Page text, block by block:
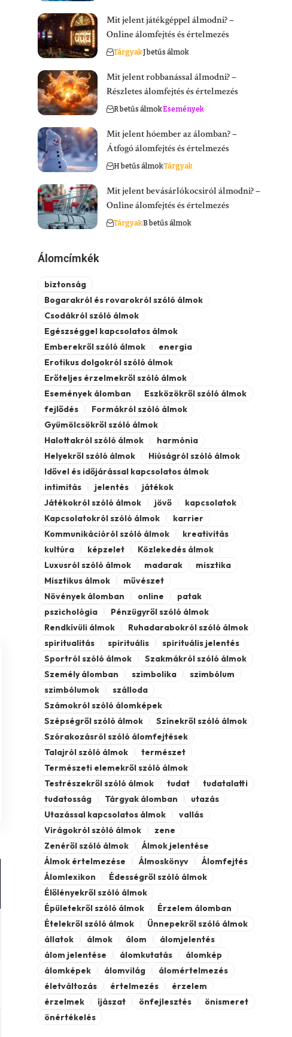
Mit jelent játékgéppel álmodni? –
Online álomfejtés és értelmezés
TárgyakJ betűs álmok
Mit jelent robbanással álmodni? –
Részletes álomfejtés és értelmezés
R betűs álmokEsemények
Mit jelent hóember az álomban? –
Átfogó álomfejtés és értelmezés
H betűs álmokTárgyak
Mit jelent bevásárlókocsiról álmodni? –
Online álomfejtés és értelmezés
TárgyakB betűs álmok
Álomcímkék
biztonság
Bogarakról és rovarokról szóló álmok
Csodákról szóló álmok
Egészséggel kapcsolatos álmok
Emberekről szóló álmok
energia
Erotikus dolgokról szóló álmok
Erőteljes érzelmekről szóló álmok
Események álomban
Eszközökről szóló álmok
fejlődés
Formákról szóló álmok
Gyümölcsökről szóló álmok
Halottakról szóló álmok
harmónia
Helyekről szóló álmok
Hiúságról szóló álmok
Idővel és időjárással kapcsolatos álmok
intimitás
jelentés
játékok
Játékokról szóló álmok
jövő
kapcsolatok
Kapcsolatokról szóló álmok
karrier
Kommunikációról szóló álmok
kreativitás
kultúra
képzelet
Közlekedés álmok
Luxusról szóló álmok
madarak
misztika
Misztikus álmok
művészet
Növények álomban
online
patak
pszichológia
Pénzügyről szóló álmok
Rendkívüli álmok
Ruhadarabokról szóló álmok
spiritualitás
spirituális
spirituális jelentés
Sportról szóló álmok
Szakmákról szóló álmok
Személy álomban
szimbolika
szimbólum
szimbólumok
szálloda
Számokról szóló álomképek
Szépségről szóló álmok
Színekről szóló álmok
Szórakozásról szóló álomfejtések
Talajról szóló álmok
természet
Természeti elemekről szóló álmok
Testrészekről szóló álmok
tudat
tudatalatti
tudatosság
Tárgyak álomban
utazás
Utazással kapcsolatos álmok
vallás
Virágokról szóló álmok
zene
Zenéről szóló álmok
Álmok jelentése
Álmok értelmezése
Álmoskönyv
Álomfejtés
Álomlexikon
Édességről szóló álmok
Élőlényekről szóló álmok
Épületekről szóló álmok
Érzelem álomban
Ételekről szóló álmok
Ünnepekről szóló álmok
állatok
álmok álom
álomjelentés
álom jelentése
álomkutatás
álomkép
álomképek
álomvilág
álomértelmezés
életváltozás
értelmezés
érzelem
érzelmek
íjászat önfejlesztés
önismeret
önértékelés